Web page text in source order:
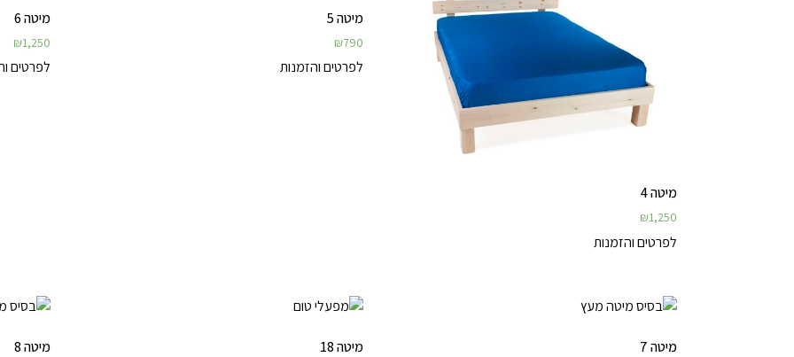
מיטה 4
₪1,250
לפרטים והזמנות
מיטה 5
₪790
לפרטים והזמנות
מיטה 6
₪1,250
לפרטים
מיטה 7 מיטה 18 מיטה 8